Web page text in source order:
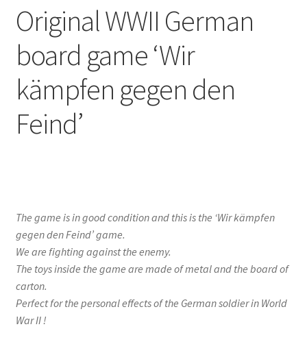
Original WWII German
board game ‘Wir
kämpfen gegen den
Feind’
The game is in good condition and this is the ‘Wir kämpfen
gegen den Feind’ game.
We are fighting against the enemy.
The toys inside the game are made of metal and the board of
carton.
Perfect for the personal effects of the German soldier in World
War II !